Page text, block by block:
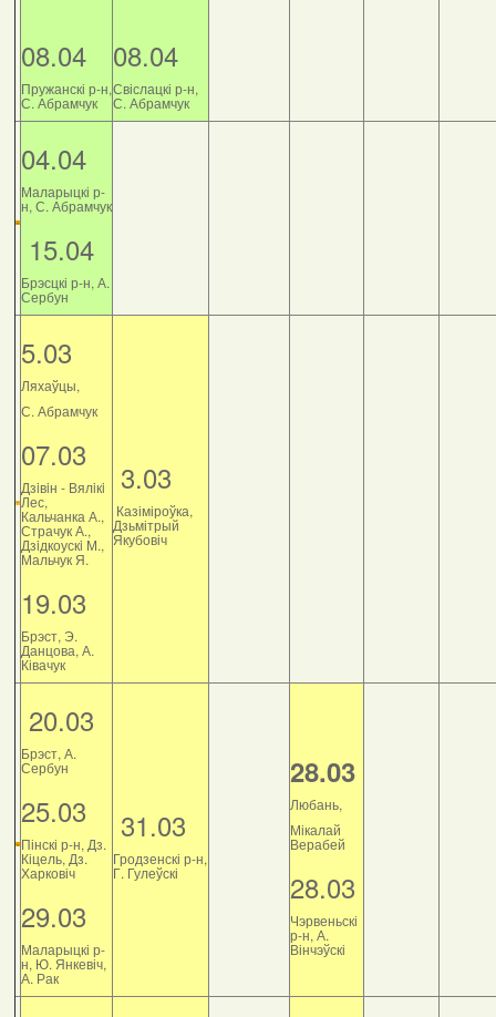
08.04
Пружанскі р-н,
С. Абрамчук
08.04
Свіслацкі р-н,
С. Абрамчук
04.04
Маларыцкі р-
н, С. Абрамчук
15.04
Брэсцкі р-н, А.
Сербун
5.03
Ляхаўцы,
С. Абрамчук
07.03
Дзiвiн - Вялiкi
Лес,
Кальчанка А.,
Страчук А.,
Дзiдкоускi М.,
Мальчук Я.
19.03
Брэст, Э.
Данцова, А.
Ківачук
3.03
Казіміроўка,
Дзьмітрый
Якубовіч
20.03
Брэст, А.
Сербун
25.03
Пінскі р-н, Дз.
Кіцель, Дз.
Харковіч
29.03
Маларыцкі р-
н, Ю. Янкевіч,
А. Рак
31.03
Гродзенскі р-н,
Г. Гулеўскі
28.03
Любань,
Мікалай
Верабей
28.03
Чэрвеньскі
р-н, А.
Вінчэўскі